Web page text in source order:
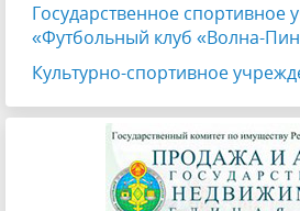
Государственное спортивное
«Футбольный клуб «Волна-
Культурно-спортивное